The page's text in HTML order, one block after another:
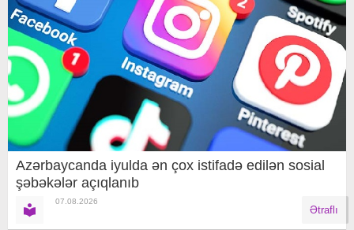
Azərbaycanda iyulda ən çox istifadə edilən sosial
şəbəkələr açıqlanıb
07.08.2026
Ətraflı